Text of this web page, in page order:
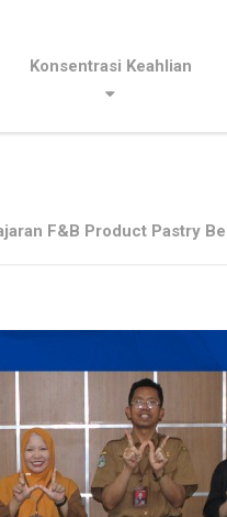
Konsentrasi Keahlian
F&B Product Pastry